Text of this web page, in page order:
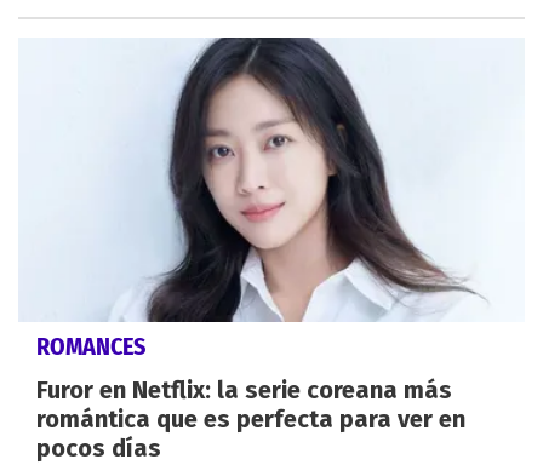
ROMANCES
Furor en Netflix: la serie coreana más
romántica que es perfecta para ver en
pocos días